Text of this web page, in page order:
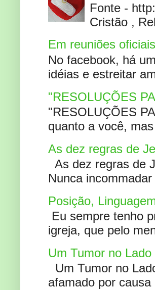
Fonte -
Cristão ,
Em reuniões
No facebook, há
idéias e estreitar
"RESOLUÇÕES
"RESOLUÇÕES
quanto a você,
As dez regras de
As dez regras de
Nunca
Posição,
Eu sempre tenho
igreja, que pelo
Um Tumor no Lado
Um Tumor no
afamado por